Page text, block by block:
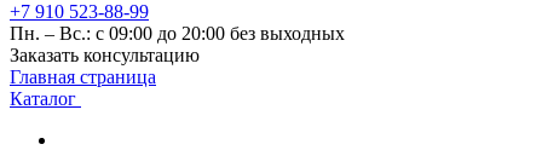
+7 910 523-88-99
Пн. – Вс.: с 09:00 до 20:00 без выходных
Заказать консультацию
Главная страница
Каталог